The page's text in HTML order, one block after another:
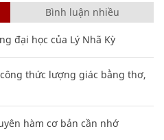
Bình luận nhiều
đại học của Lý Nhã Kỳ
thức lượng giác bằng thơ,
hàm cơ bản cần nhớ